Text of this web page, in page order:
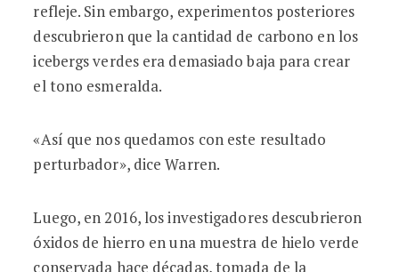
refleje. Sin embargo, experimentos posteriores
descubrieron que la cantidad de carbono en los
icebergs verdes era demasiado baja para crear
el tono esmeralda.
«Así que nos quedamos con este resultado
perturbador», dice Warren.
Luego, en 2016, los investigadores descubrieron
óxidos de hierro en una muestra de hielo verde
conservada hace décadas, tomada de la